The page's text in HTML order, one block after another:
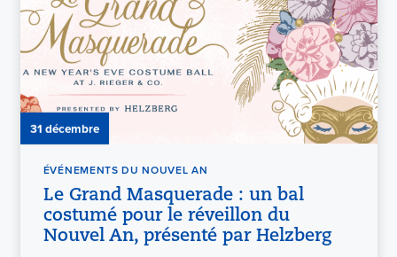
31 décembre
ÉVÉNEMENTS DU NOUVEL AN
Le Grand Masquerade : un bal
costumé pour le réveillon du
Nouvel An, présenté par Helzberg